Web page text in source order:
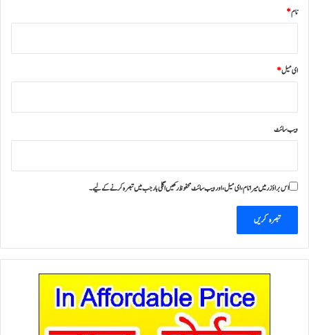
نام*
ای میل*
ویب‌ سائٹ
اس براؤزر میں میرا نام، ای میل، اور ویب سائٹ محفوظ رکھیں اگلی بار جب میں تبصرہ کرنے کےلیے۔